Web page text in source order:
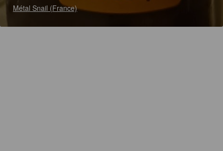
Métal Snail (France)